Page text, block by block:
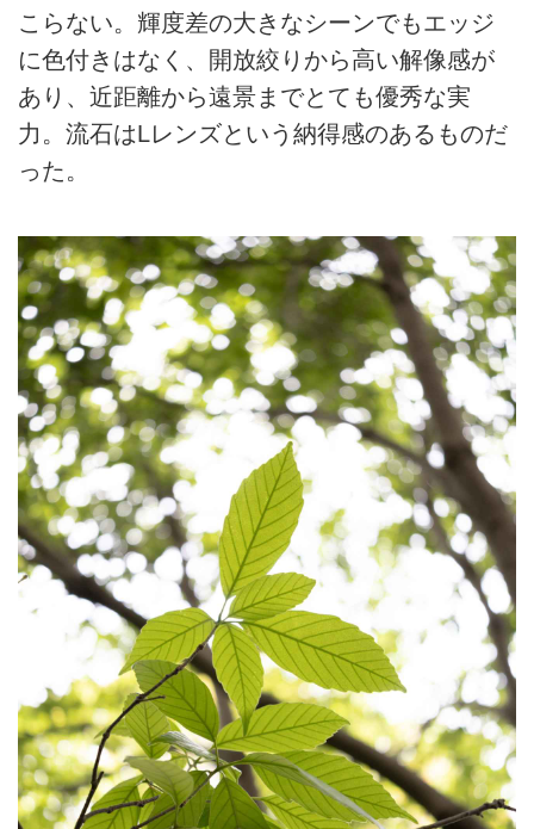
こらない。輝度差の大きなシーンでもエッジ
に色付きはなく、開放絞りから高い解像感が
あり、近距離から遠景までとても優秀な実
力。流石はLレンズという納得感のあるものだ
った。